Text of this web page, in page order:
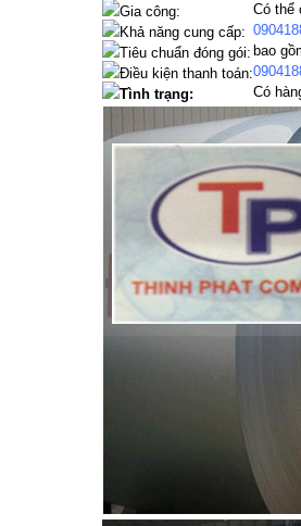
Gia công:
Có thể
Khả năng cung cấp:
Tiêu chuẩn đóng gói: bao
Điều kiện thanh toán:
Tình trạng:
Có